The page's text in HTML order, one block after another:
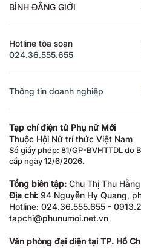
BÌNH ĐẲNG GIỚI
Hotline tòa soạn
024.36.555.655
Thông tin doanh nghiệp
Tạp chí điện tử Phụ nữ Mới
Thuộc Hội Nữ trí thức Việt Nam
Số giấy phép: 81/GP-BVHTTDL do
cấp ngày 12/6/2026.
Tổng biên tập: Chu Thị Thu Hằng
Địa chỉ: 94 Nguyễn Hy Quang,
Hotline: 024.36.555.655 -
tapchi@phunumoi.net.vn
Văn phòng đại diện tại TP. Hồ